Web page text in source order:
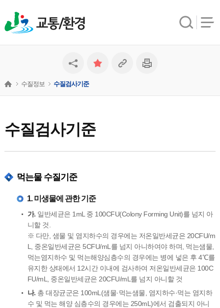
교통/환경
수질검사기준
수질정보 수질검사기준
먹는물 수질기준
1. 미생물에 관한 기준
가. 일반세균은 1mL 중 100CFU(Colony Forming Unit)를 넘지 아
니할 것.
※ 다만, 샘물 및 염지하수의 경우에는 저온일반세균은 20CFU/m
L, 중온일반세균은 5CFU/mL를 넘지 아니하여야 하며, 먹는샘물,
먹는염지하수 및 먹는해양심층수의 경우에는 병에 넣은 후 4℃를
유지한 상태에서 12시간 이내에 검사하여 저온일반세균은 100C
FU/mL, 중온일반세균은 20CFU/mL를 넘지 아니할 것
나. 총 대장균군은 100mL(샘물·먹는샘물, 염지하수·먹는 염지하
수 및 먹는 해양 심층수의 경우에는 250mL)에서 검출되지 아니